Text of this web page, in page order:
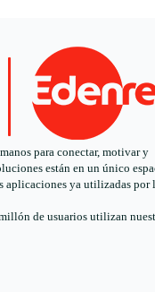
para conectar, motivar y
están en un único
aplicaciones ya utilizadas por
de usuarios utilizan